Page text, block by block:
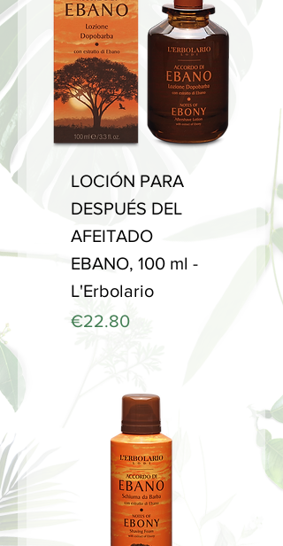
LOCIÓN PARA
DESPUÉS DEL
AFEITADO
EBANO, 100 ml -
L'Erbolario
Price
€22.80